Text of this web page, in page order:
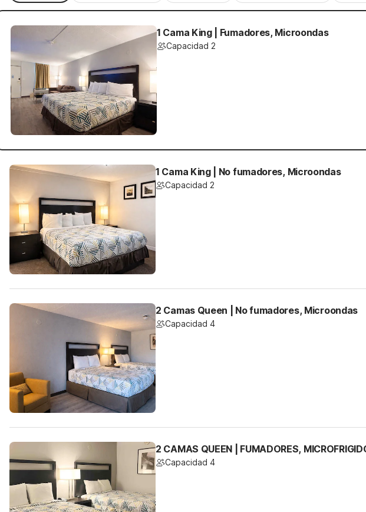
1 Cama King | Fumadores, Microondas
Capacidad 2
1 Cama King | No fumadores, Microondas
Capacidad 2
2 Camas Queen | No fumadores, Microondas
Capacidad 4
2 CAMAS QUEEN | FUMADORES,
Capacidad 4